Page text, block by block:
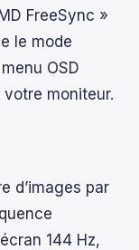
FreeSync »
le mode
OSD
moniteur.
d’images par
144 Hz,